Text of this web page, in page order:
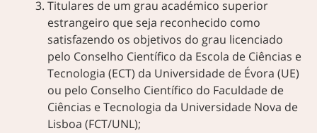
Titulares de um grau académico superior
estrangeiro que seja reconhecido como
satisfazendo os objetivos do grau licenciado
pelo Conselho Científico da Escola de Ciências e
Tecnologia (ECT) da Universidade de Évora (UE)
ou pelo Conselho Científico do Faculdade de
Ciências e Tecnologia da Universidade Nova de
Lisboa (FCT/UNL);